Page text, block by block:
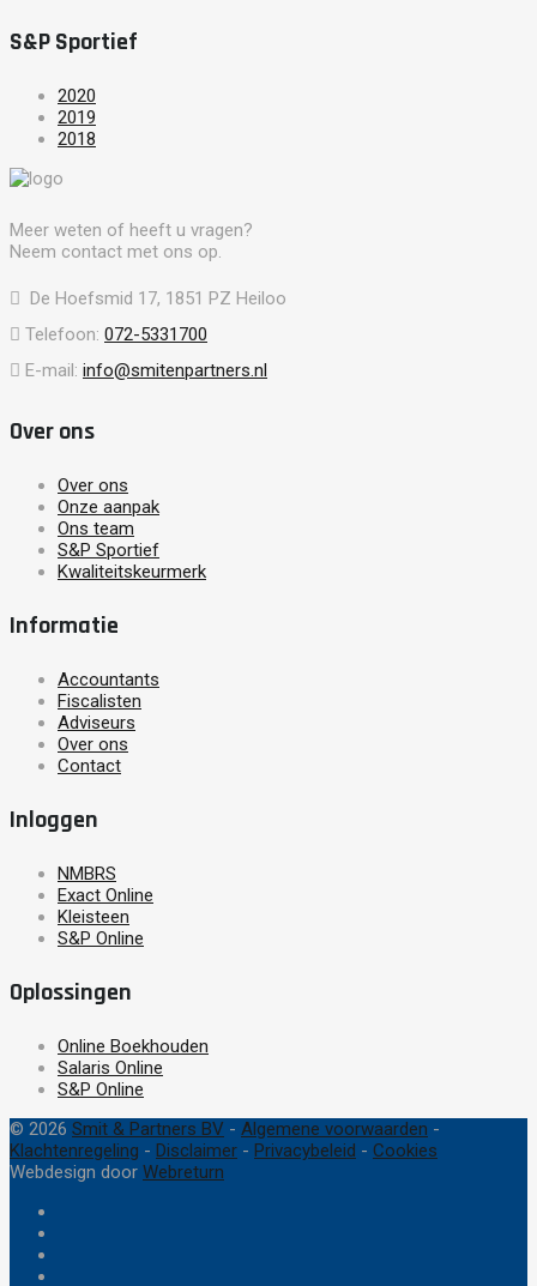
S&P Sportief
2020
2019
2018
Meer weten of heeft u vragen?
Neem contact met ons op.
De Hoefsmid 17, 1851 PZ Heiloo
Telefoon: 072-5331700
E-mail: info@smitenpartners.nl
Over ons
Over ons
Onze aanpak
Ons team
S&P Sportief
Kwaliteitskeurmerk
Informatie
Accountants
Fiscalisten
Adviseurs
Over ons
Contact
Inloggen
NMBRS
Exact Online
Kleisteen
S&P Online
Oplossingen
Online Boekhouden
Salaris Online
S&P Online
© 2026 Smit & Partners BV - Algemene voorwaarden -
Klachtenregeling - Disclaimer - Privacybeleid - Cookies
Webdesign door Webreturn